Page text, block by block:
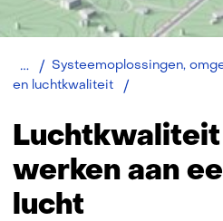
Home Systeemoplossingen,
en luchtkwaliteit
werken aan
lucht